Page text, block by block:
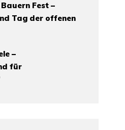
Fest –
Tag der offenen
–
für